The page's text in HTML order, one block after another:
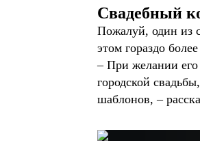
Свадебный
Пожалуй, один из
этом гораздо
– При желании его
городской
шаблонов, –